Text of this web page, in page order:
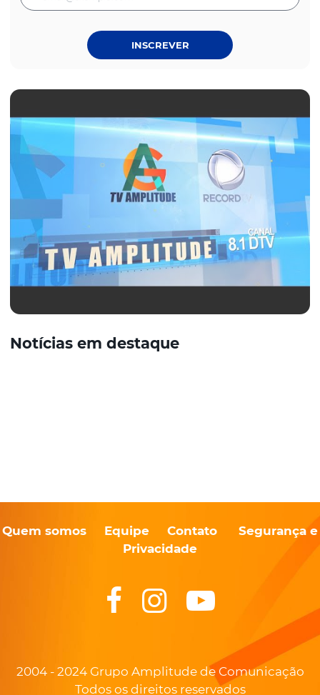
INSCREVER
Notícias em destaque
Quem somos Equipe Contato
Segurança e
Privacidade
2004 - 2024 Grupo Amplitude de Comunicação
Todos os direitos reservados